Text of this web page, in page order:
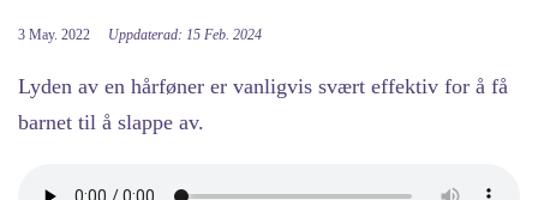
3 May. 2022 Uppdaterad: 15 Feb. 2024
Lyden av en hårføner er vanligvis svært effektiv for å få
barnet til å slappe av.